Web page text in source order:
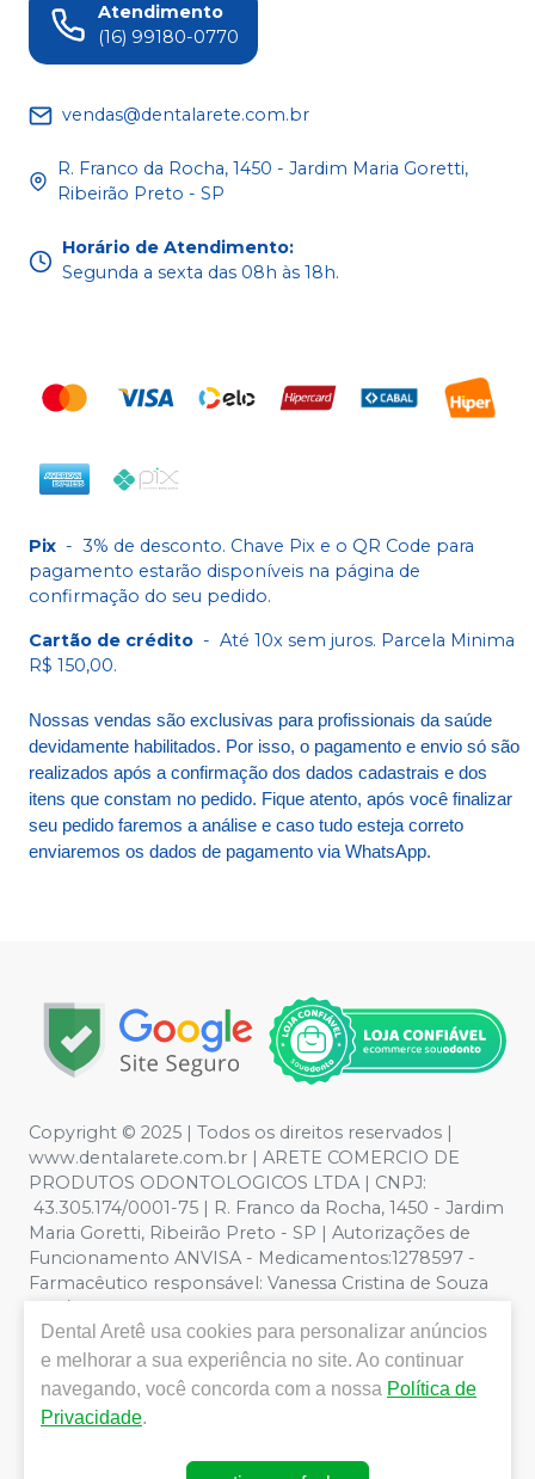
Atendimento
(16) 99180-0770
vendas@dentalarete.com.br
R. Franco da Rocha, 1450 - Jardim Maria Goretti,
Ribeirão Preto - SP
Horário de Atendimento:
Segunda a sexta das 08h às 18h.
Pix - 3% de desconto. Chave Pix e o QR Code para
pagamento estarão disponíveis na página de
confirmação do seu pedido.
Cartão de crédito - Até 10x sem juros. Parcela Minima
R$ 150,00.
Nossas vendas são exclusivas para profissionais da saúde
devidamente habilitados. Por isso, o pagamento e envio só são
realizados após a confirmação dos dados cadastrais e dos
itens que constam no pedido. Fique atento, após você finalizar
seu pedido faremos a análise e caso tudo esteja correto
enviaremos os dados de pagamento via WhatsApp.
Copyright © 2025 | Todos os direitos reservados |
www.dentalarete.com.br | ARETE COMERCIO DE
PRODUTOS ODONTOLOGICOS LTDA | CNPJ:
43.305.174/0001-75 | R. Franco da Rocha, 1450 - Jardim
Maria Goretti, Ribeirão Preto - SP | Autorizações de
Funcionamento ANVISA - Medicamentos:1278597 -
Farmacêutico responsável: Vanessa Cristina de Souza
CRF/SP nº 52627 | Política de Privacidade e Segurança -
Fotos meramente ilustrativas - Os preços e condições
da loja virtual estão sujeitos a alterações. Em caso de
divergência de preços no site, o valor válido é o do
Carrinho de Compra. Não vendemos por atacado, por
isso nos reservamos o direito de não atender compras
de grandes volumes pelo site.
Dental Aretê usa cookies para personalizar anúncios
e melhorar a sua experiência no site. Ao continuar
navegando, você concorda com a nossa Política de
Privacidade.